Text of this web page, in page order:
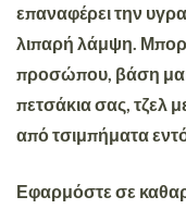
επαναφέρει την
λιπαρή λάμψη.
προσώπου, βάση
πετσάκια σας, τζελ
από τσιμπήματα
Εφαρμόστε σε